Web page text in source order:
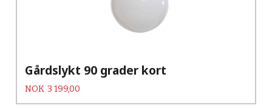
Gårdslykt 90 grader kort
Pris
NOK 3 199,00